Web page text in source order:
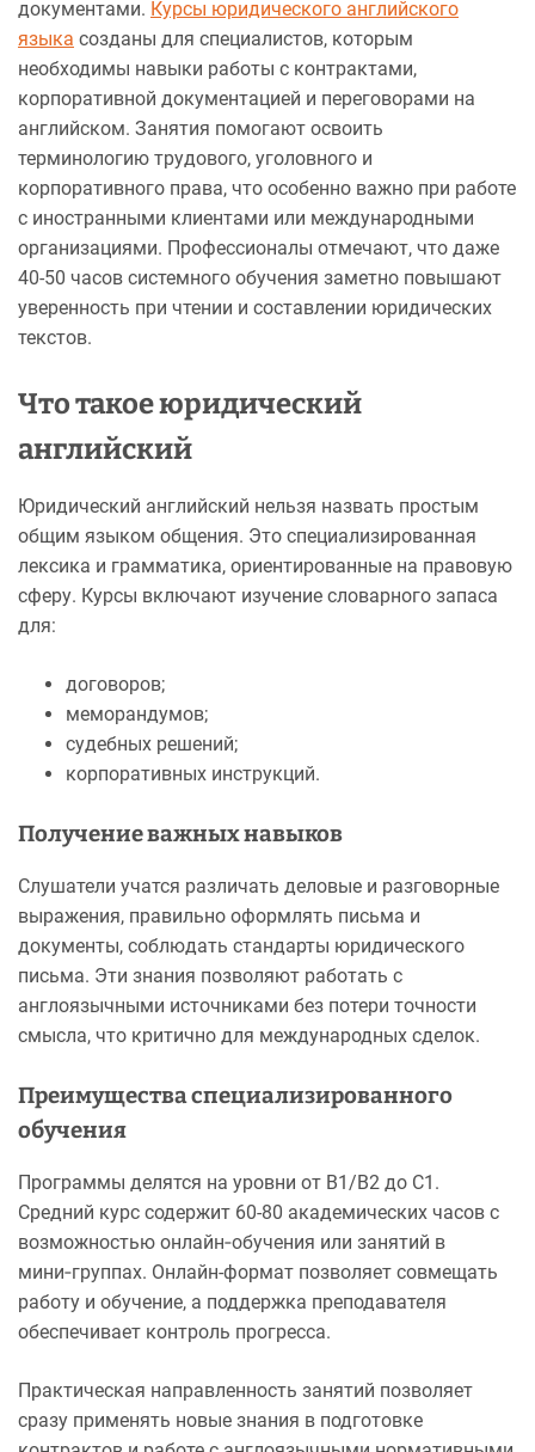
документами. Курсы юридического английского
языка созданы для специалистов, которым
необходимы навыки работы с контрактами,
корпоративной документацией и переговорами на
английском. Занятия помогают освоить
терминологию трудового, уголовного и
корпоративного права, что особенно важно при работе
с иностранными клиентами или международными
организациями. Профессионалы отмечают, что даже
40-50 часов системного обучения заметно повышают
уверенность при чтении и составлении юридических
текстов.
Что такое юридический
английский
Юридический английский нельзя назвать простым
общим языком общения. Это специализированная
лексика и грамматика, ориентированные на правовую
сферу. Курсы включают изучение словарного запаса
для:
договоров;
меморандумов;
судебных решений;
корпоративных инструкций.
Получение важных навыков
Слушатели учатся различать деловые и разговорные
выражения, правильно оформлять письма и
документы, соблюдать стандарты юридического
письма. Эти знания позволяют работать с
англоязычными источниками без потери точности
смысла, что критично для международных сделок.
Преимущества специализированного
обучения
Программы делятся на уровни от B1/B2 до C1.
Средний курс содержит 60-80 академических часов с
возможностью онлайн‑обучения или занятий в
мини‑группах. Онлайн-формат позволяет совмещать
работу и обучение, а поддержка преподавателя
обеспечивает контроль прогресса.
Практическая направленность занятий позволяет
сразу применять новые знания в подготовке